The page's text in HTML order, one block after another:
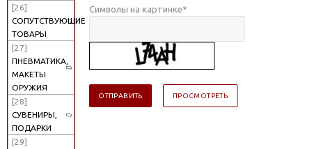
[26]
СОПУТСТВУЮЩИЕ
ТОВАРЫ
[27]
ПНЕВМАТИКА,
МАКЕТЫ
ОРУЖИЯ
[28]
СУВЕНИРЫ,
ПОДАРКИ
[29]
Символы на картинке*